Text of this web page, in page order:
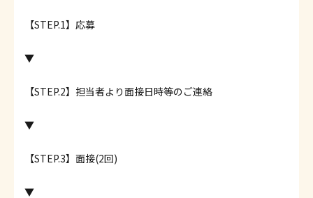
【STEP.1】応募
▼
【STEP.2】担当者より面接日時等のご連絡
▼
【STEP.3】面接(2回)
▼